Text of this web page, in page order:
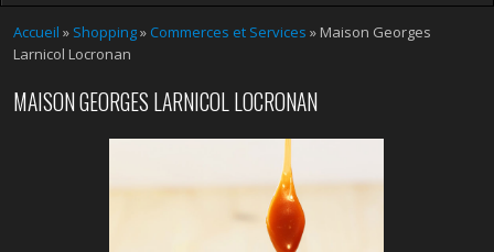
Accueil » Shopping» Commerces et Services » Maison Georges
Larnicol Locronan
MAISON GEORGES LARNICOL LOCRONAN